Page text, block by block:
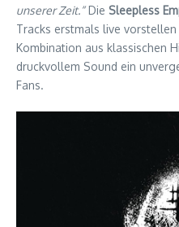
unserer Zeit.“Die Sleepless
Tracks erstmals live
Kombination aus klassischen
druckvollem Sound ein
Fans.